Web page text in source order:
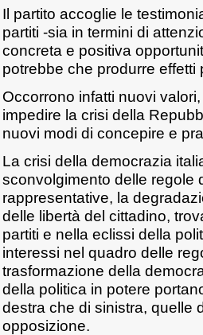
Il partito accoglie le
partiti -sia in termini di
concreta e positiva
potrebbe che produrre effetti
Occorrono infatti nuovi
impedire la crisi della
nuovi modi di concepire e
La crisi della democrazia
sconvolgimento delle regole
rappresentative, la
delle libertà del cittadino,
partiti e nella eclissi della
interessi nel quadro delle
trasformazione della
della politica in potere
destra che di sinistra, quelle
opposizione.